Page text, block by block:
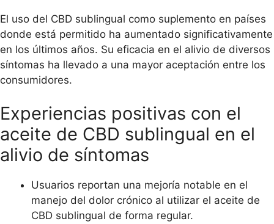
El uso del CBD sublingual como suplemento en países
donde está permitido ha aumentado significativamente
en los últimos años. Su eficacia en el alivio de diversos
síntomas ha llevado a una mayor aceptación entre los
consumidores.
Experiencias positivas con el
aceite de CBD sublingual en el
alivio de síntomas
Usuarios reportan una mejoría notable en el
manejo del dolor crónico al utilizar el aceite de
CBD sublingual de forma regular.